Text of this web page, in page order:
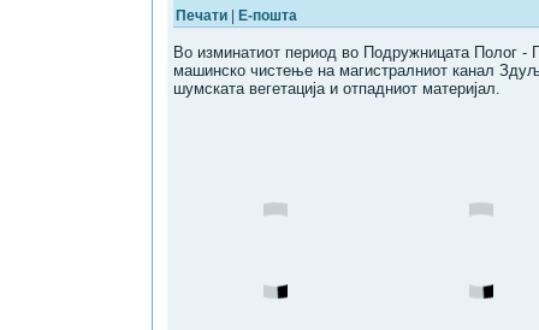
Печати Е-пошта
Во изминатиот период во Подружницата Полог -
машинско чистење на магистралниот канал
шумската вегетација и отпадниот материјал.